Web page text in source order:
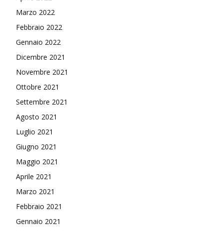
Marzo 2022
Febbraio 2022
Gennaio 2022
Dicembre 2021
Novembre 2021
Ottobre 2021
Settembre 2021
Agosto 2021
Luglio 2021
Giugno 2021
Maggio 2021
Aprile 2021
Marzo 2021
Febbraio 2021
Gennaio 2021